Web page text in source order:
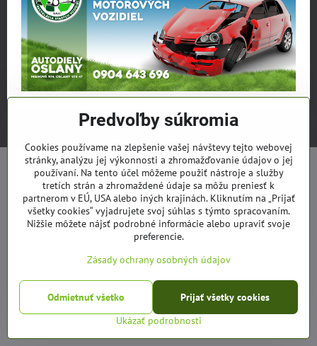
Otváracie hodiny
©2026Copyright
Predvoľby súkromia
Zásady ochrany osobných údajov
Vytvorené pomocou:BiznisWeb.sk
Predvoľby súkromia
Cookies používame na zlepšenie vašej návštevy tejto webovej
stránky, analýzu jej výkonnosti a zhromažďovanie údajov o jej
používaní. Na tento účel môžeme použiť nástroje a služby
tretích strán a zhromaždené údaje sa môžu preniesť k
partnerom v EÚ, USA alebo iných krajinách. Kliknutím na „Prijať
všetky cookies“ vyjadrujete svoj súhlas s týmto spracovaním.
Nižšie môžete nájsť podrobné informácie alebo upraviť svoje
preferencie.
Zásady ochrany osobných údajov
Ukázať podrobnosti
Prijať všetky cookies
Odmietnuť všetko